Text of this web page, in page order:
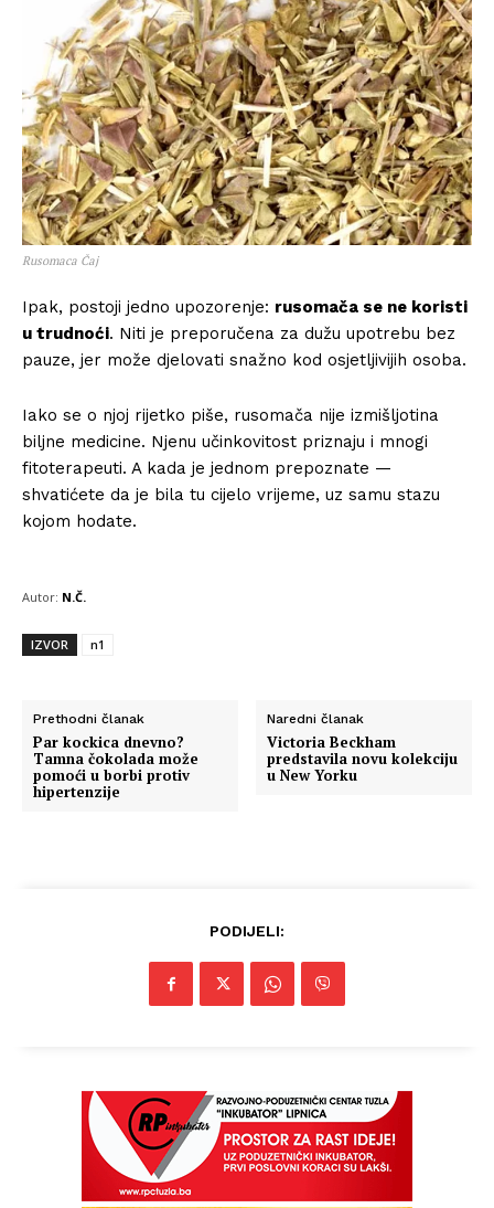
Rusomaca Čaj
Ipak, postoji jedno upozorenje: rusomača se ne koristi
u trudnoći. Niti je preporučena za dužu upotrebu bez
pauze, jer može djelovati snažno kod osjetljivijih osoba.
Iako se o njoj rijetko piše, rusomača nije izmišljotina
biljne medicine. Njenu učinkovitost priznaju i mnogi
fitoterapeuti. A kada je jednom prepoznate —
shvatićete da je bila tu cijelo vrijeme, uz samu stazu
kojom hodate.
Autor: N.Č.
IZVOR n1
Prethodni članak
Par kockica dnevno?
Tamna čokolada može
pomoći u borbi protiv
hipertenzije
Naredni članak
Victoria Beckham
predstavila novu kolekciju
u New Yorku
PODIJELI: